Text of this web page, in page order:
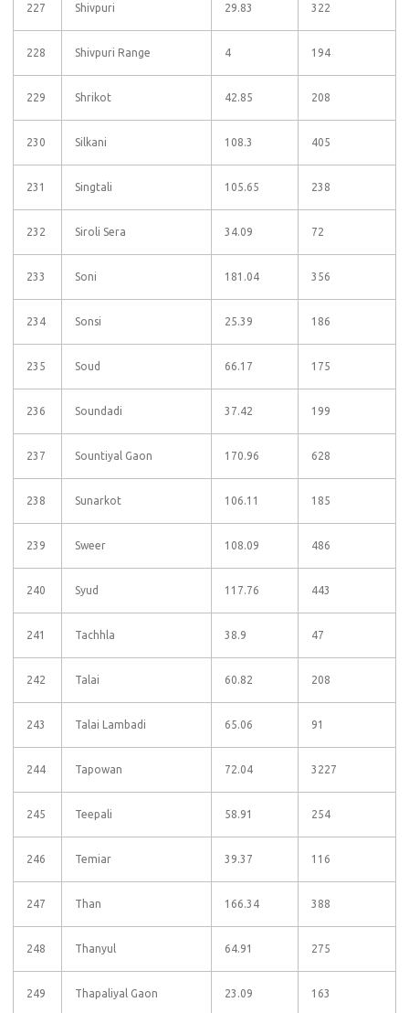
227 Shivpuri 29.83 322
228 Shivpuri Range 4 194
229 Shrikot 42.85 208
230 Silkani 108.3 405
231 Singtali 105.65 238
232 Siroli Sera 34.09 72
233 Soni 181.04 356
234 Sonsi 25.39 186
235 Soud 66.17 175
236 Soundadi 37.42 199
237 Sountiyal Gaon 170.96 628
238 Sunarkot 106.11 185
239 Sweer 108.09 486
240 Syud 117.76 443
241 Tachhla 38.9 47
242 Talai 60.82 208
243 Talai Lambadi 65.06 91
244 Tapowan 72.04 3227
245 Teepali 58.91 254
246 Temiar 39.37 116
247 Than 166.34 388
248 Thanyul 64.91 275
249 Thapaliyal Gaon 23.09 163